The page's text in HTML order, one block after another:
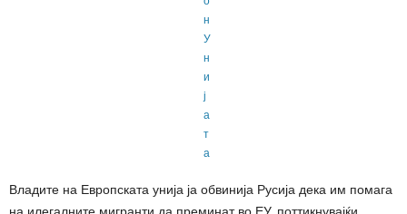
Владите на Европската унија ја обвинија Русија дека им помага